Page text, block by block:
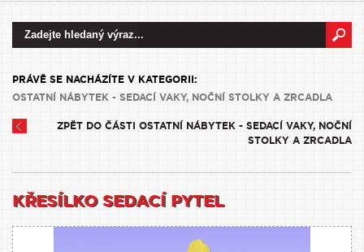
PRÁVĚ SE NACHÁZÍTE V KATEGORII:
OSTATNÍ NÁBYTEK - SEDACÍ VAKY, NOČNÍ STOLKY A ZRCADLA
ZPĚT DO ČÁSTI OSTATNÍ NÁBYTEK - SEDACÍ VAKY, NOČNÍ
STOLKY A ZRCADLA
KŘESÍLKO SEDACÍ PYTEL